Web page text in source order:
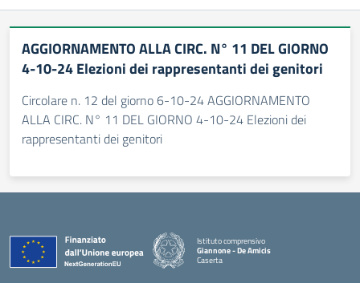
AGGIORNAMENTO ALLA CIRC. N° 11 DEL GIORNO
4-10-24 Elezioni dei rappresentanti dei genitori
Circolare n. 12 del giorno 6-10-24 AGGIORNAMENTO
ALLA CIRC. N° 11 DEL GIORNO 4-10-24 Elezioni dei
rappresentanti dei genitori
Istituto comprensivo
Giannone - De Amicis
Caserta